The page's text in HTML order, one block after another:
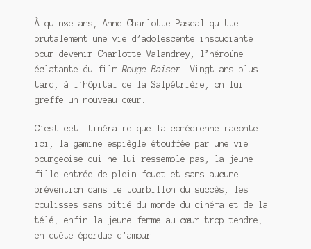
Meurtre sous couverture
Mon admirateur de l’avent
Mon Compte
Sans retour
Sauver ou périr
Une baffe et ça repart
À quinze ans, Anne-Charlotte Pascal quitte
brutalement une vie d’adolescente insouciante
pour devenir Charlotte Valandrey, l’héroïne
éclatante du film Rouge Baiser. Vingt ans plus
tard, à l’hôpital de la Salpétrière, on lui
greffe un nouveau cœur.
C’est cet itinéraire que la comédienne raconte
ici, la gamine espiègle étouffée par une vie
bourgeoise qui ne lui ressemble pas, la jeune
fille entrée de plein fouet et sans aucune
prévention dans le tourbillon du succès, les
coulisses sans pitié du monde du cinéma et de la
télé, enfin la jeune femme au cœur trop tendre,
en quête éperdue d’amour.